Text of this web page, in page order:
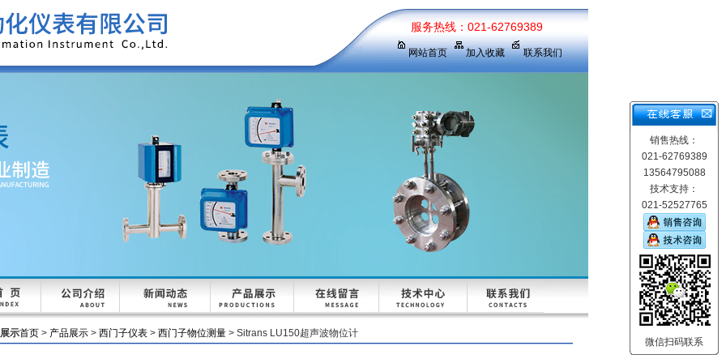
服务热线：021-62769389
网站首页 加入收藏 联系我们
示首页 > 产品展示 > 西门子仪表 > 西门子物位测量 > Sitrans LU150超声波物位计
销售热线：
021-62769389
13564795088
技术支持：
021-52527765
微信扫码联系